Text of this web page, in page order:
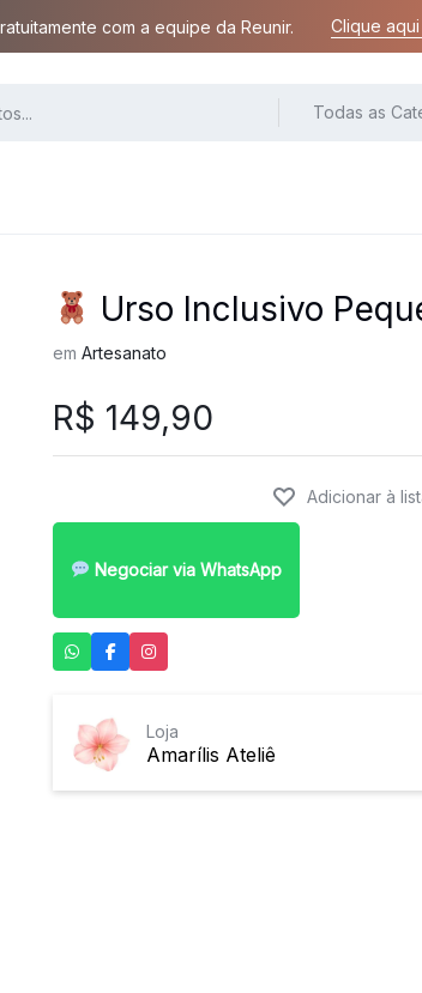
com a equipe da Reunir. Clique
Todas as
Urso Inclusivo
emArtesanato
R$ 149,90
Negociar via WhatsApp
Amarílis Ateliê
Loja